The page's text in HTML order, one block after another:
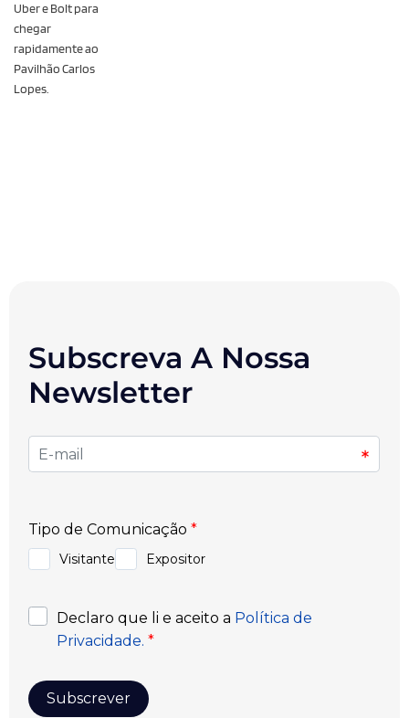
Uber e Bolt para
chegar
rapidamente ao
Pavilhão Carlos
Lopes.
Subscreva A Nossa
Newsletter